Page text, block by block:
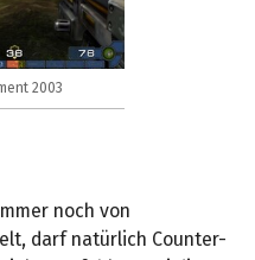
2003
noch von
darf natürlich Counter-